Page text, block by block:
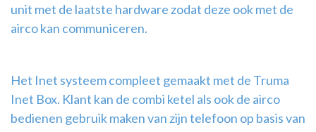
unit met de laatste hardware zodat deze ook met de
airco kan communiceren.
Het Inet systeem compleet gemaakt met de Truma
Inet Box. Klant kan de combi ketel als ook de airco
bedienen gebruik maken van zijn telefoon op basis van